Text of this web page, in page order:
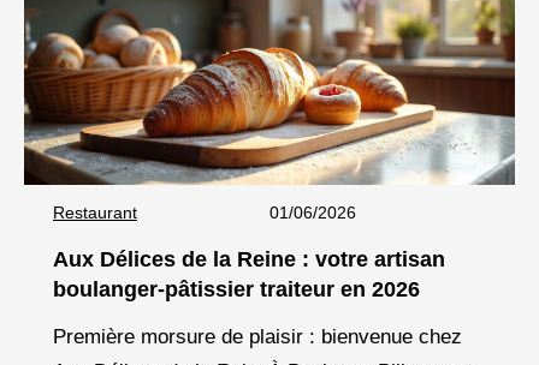
Restaurant 01/06/2026
Aux Délices de la Reine : votre artisan
boulanger-pâtissier traiteur en 2026
Première morsure de plaisir : bienvenue chez